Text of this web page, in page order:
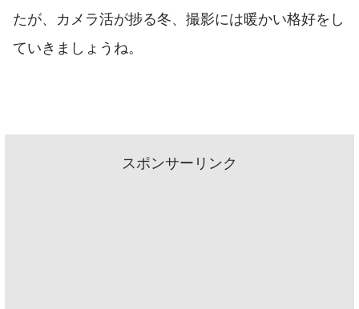
たが、カメラ活が捗る冬、撮影には暖かい格好をし
ていきましょうね。
スポンサーリンク